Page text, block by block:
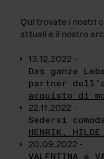
Qui trovate i nostri
attuali e il nostro
13.12.2022 -
Das ganze
partner
acquisto di
22.11.2022 -
Sedersi
HENRIK, HILDE
20.09.2022 -
VALENTINA e